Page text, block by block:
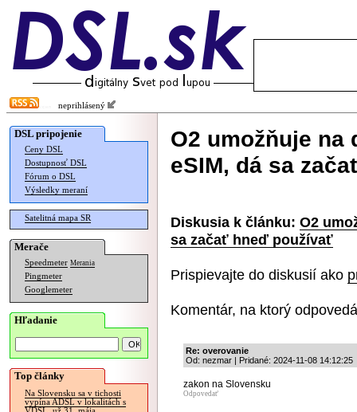
neprihlásený
DSL pripojenie
Ceny DSL
Dostupnosť DSL
Fórum o DSL
Výsledky meraní
Satelitná mapa SR
Merače
Speedmeter Merania
Pingmeter
Googlemeter
Hľadanie
Top články
Na Slovensku sa v tichosti
vypína ADSL v lokalitách s
O2 umožňuje
eSIM, dá sa
Diskusia k článku: O2
sa začať hneď používať
Prispievajte do diskusií ako
Komentár, na ktorý
Re: overovanie
Od: nezmar | Pridané: 2024-11-08 14:12:25
zakon na Slovensku
Odpovedať